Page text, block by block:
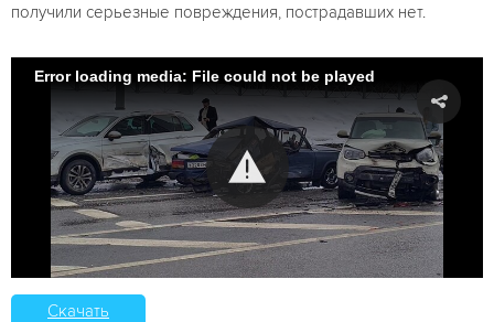
получили серьезные повреждения, пострадавших нет.
Error loading media: File could not be played
Скачать